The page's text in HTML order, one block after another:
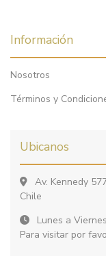
Información
Nosotros
Términos y
Ubicanos
Av. Kennedy
Chile
Lunes a
Para visitar por